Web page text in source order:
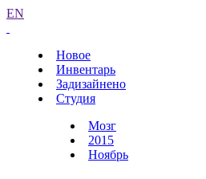
EN
Новое
Инвентарь
Задизайнено
Студия
Мозг
2015
Ноябрь